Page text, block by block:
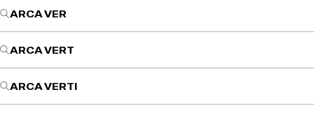
ARCA VER
ARCA VERT
ARCA VERTI